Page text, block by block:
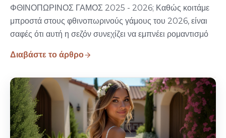
ΦΘΙΝΟΠΩΡΙΝΟΣ ΓΑΜΟΣ 2025 - 2026; Καθώς κοιτάμε
μπροστά στους φθινοπωρινούς γάμους του 2026, είναι
σαφές ότι αυτή η σεζόν συνεχίζει να εμπνέει ρομαντισμό
Διαβάστε το άρθρο